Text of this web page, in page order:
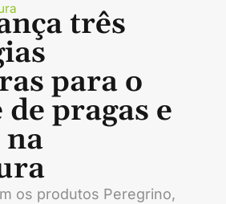
três
para o
pragas e
na
os produtos Peregrino,